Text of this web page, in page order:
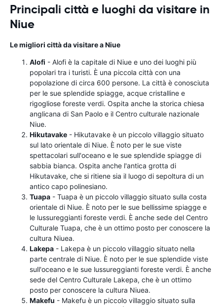
Principali città e luoghi da visitare in
Niue
Le migliori città da visitare a Niue
Alofi - Alofi è la capitale di Niue e uno dei luoghi più
popolari tra i turisti. È una piccola città con una
popolazione di circa 600 persone. La città è conosciuta
per le sue splendide spiagge, acque cristalline e
rigogliose foreste verdi. Ospita anche la storica chiesa
anglicana di San Paolo e il Centro culturale nazionale
Niue.
Hikutavake - Hikutavake è un piccolo villaggio situato
sul lato orientale di Niue. È noto per le sue viste
spettacolari sull'oceano e le sue splendide spiagge di
sabbia bianca. Ospita anche l'antica grotta di
Hikutavake, che si ritiene sia il luogo di sepoltura di un
antico capo polinesiano.
Tuapa - Tuapa è un piccolo villaggio situato sulla costa
orientale di Niue. È noto per le sue bellissime spiagge e
le lussureggianti foreste verdi. È anche sede del Centro
Culturale Tuapa, che è un ottimo posto per conoscere la
cultura Niuea.
Lakepa - Lakepa è un piccolo villaggio situato nella
parte centrale di Niue. È noto per le sue splendide viste
sull'oceano e le sue lussureggianti foreste verdi. È anche
sede del Centro Culturale Lakepa, che è un ottimo
posto per conoscere la cultura Niuea.
Makefu - Makefu è un piccolo villaggio situato sulla